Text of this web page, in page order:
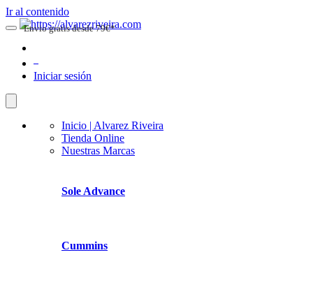
Ir al contenido
Iniciar sesión
Inicio | Alvarez Riveira
Tienda Online
Nuestras Marcas
Sole Advance
Cummins
Envio gratis desde 79€*